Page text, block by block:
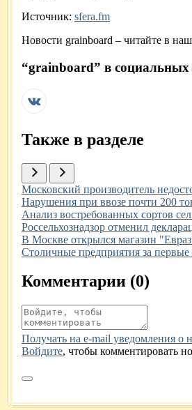
Источник: sfera.fm
Новости grainboard – читайте в
“grainboard” в социальных
Также в разделе
Иллюстрация новости
Московский производитель
Иллюстрация новости
Нарушения при ввозе почти 200
Иллюстрация новости
Анализ востребованных сортов
Иллюстрация новости
Россельхознадзор отменил
Иллюстрация новости
В Москве открылся магазин
Иллюстрация новости
Столичные предприятия за первые
Комментарии (0)
Получать на e‑mail уведомления о
Войдите, чтобы комментировать